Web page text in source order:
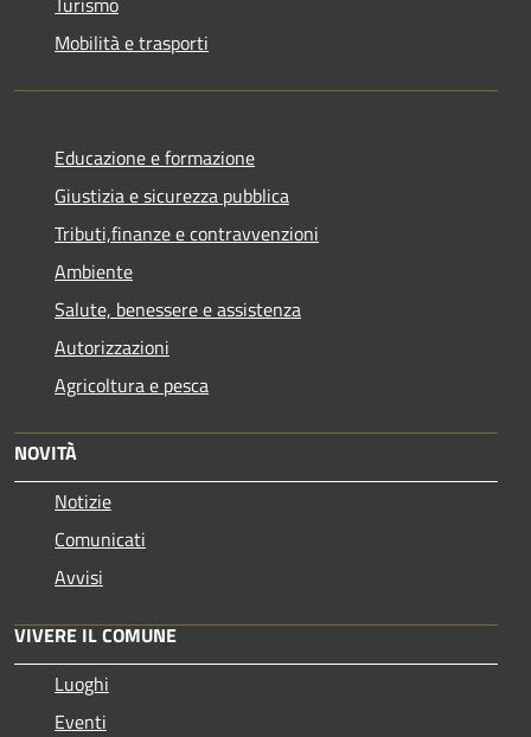
Mobilità e trasporti
Educazione e formazione
Giustizia e sicurezza pubblica
Tributi,finanze e contravvenzioni
Ambiente
Salute, benessere e assistenza
Autorizzazioni
Agricoltura e pesca
NOVITÀ
Notizie
Comunicati
Avvisi
VIVERE IL COMUNE
Luoghi
Eventi